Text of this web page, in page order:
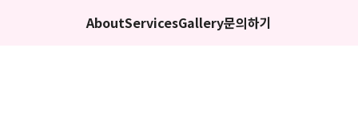
AboutServicesGallery문의하기